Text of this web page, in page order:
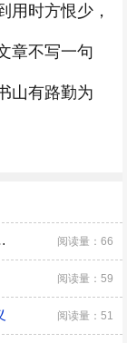
用时方恨少，
章不写一句
山有路勤为
下一句是什么 阅读量：66
阅读量：59
阅读量：51